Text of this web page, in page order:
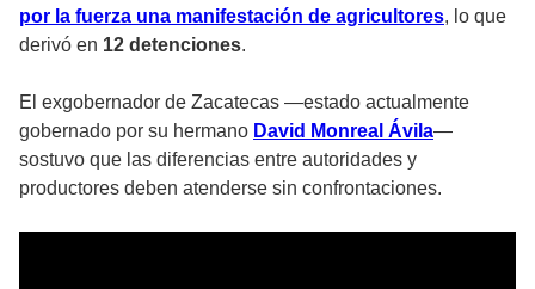
por la fuerza una manifestación de agricultores, lo que
derivó en 12 detenciones.
El exgobernador de Zacatecas —estado actualmente
gobernado por su hermano David Monreal Ávila—
sostuvo que las diferencias entre autoridades y
productores deben atenderse sin confrontaciones.